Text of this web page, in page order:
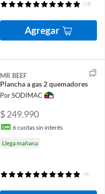
(19)
Agregar
MR BEEF
Plancha a gas 2 quemadores
Por SODIMAC
$ 249.990
6cuotas sin interés
Llega mañana
(4)